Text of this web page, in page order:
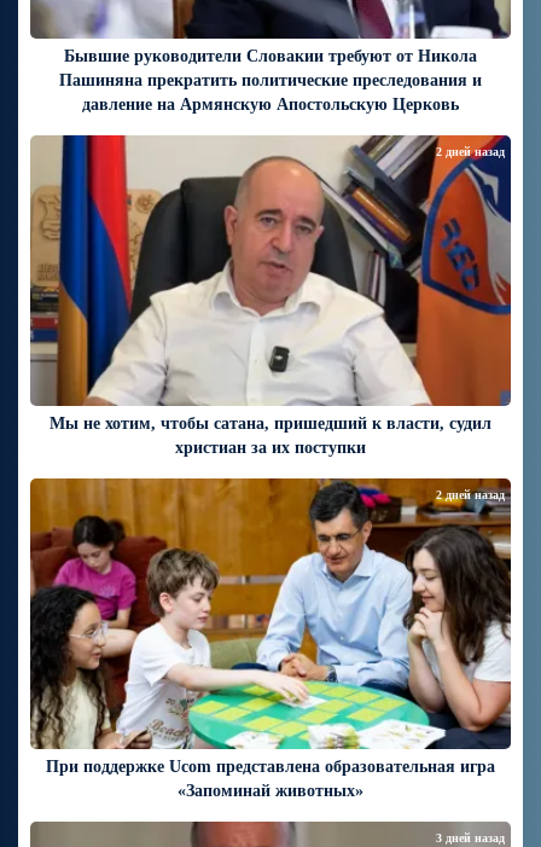
Бывшие руководители Словакии требуют от Никола
Пашиняна прекратить политические преследования и
давление на Армянскую Апостольскую Церковь
Мы не хотим, чтобы сатана, пришедший к власти, судил
христиан за их поступки
2 дней назад
При поддержке Ucom представлена образовательная игра
«Запоминай животных»
2 дней назад
3 дней назад